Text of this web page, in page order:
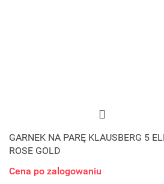
GARNEK NA PARĘ KLAUSBERG 5
ROSE GOLD
Cena po zalogowaniu